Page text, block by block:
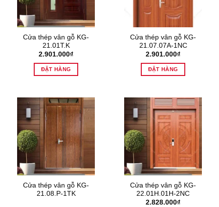
Cửa thép vân gỗ KG-
21.01T.K
2.901.000₫
ĐẶT HÀNG
Cửa thép vân gỗ KG-
21.07.07A-1NC
2.901.000₫
ĐẶT HÀNG
Cửa thép vân gỗ KG-
21.08.P-1TK
Cửa thép vân gỗ KG-
22.01H.01H-2NC
2.828.000₫